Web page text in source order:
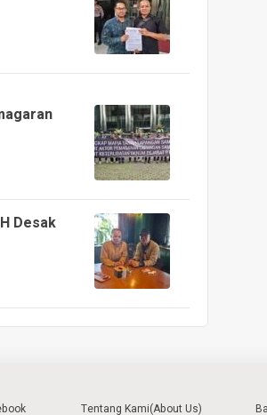
Desak
Tentang Kami(About Us)